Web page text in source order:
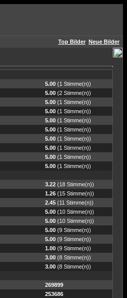
Top Bilder Neue Bilder
5.00 (1 Stimme(n))
5.00 (2 Stimme(n))
5.00 (1 Stimme(n))
5.00 (1 Stimme(n))
5.00 (1 Stimme(n))
5.00 (1 Stimme(n))
5.00 (1 Stimme(n))
5.00 (1 Stimme(n))
5.00 (1 Stimme(n))
5.00 (1 Stimme(n))
3.22 (18 Stimme(n))
1.26 (15 Stimme(n))
2.45 (11 Stimme(n))
5.00 (10 Stimme(n))
5.00 (10 Stimme(n))
5.00 (9 Stimme(n))
5.00 (9 Stimme(n))
1.00 (9 Stimme(n))
3.00 (8 Stimme(n))
3.00 (8 Stimme(n))
269899
253686